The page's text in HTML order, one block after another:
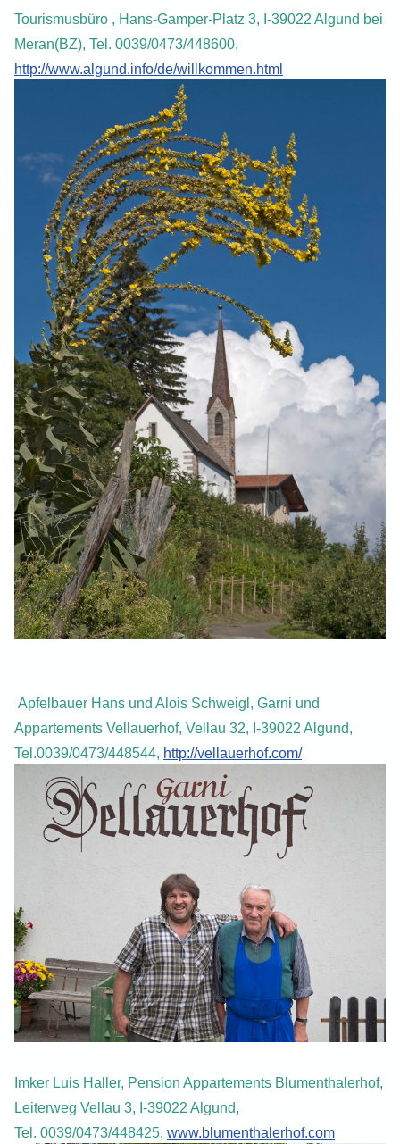
Tourismusbüro , Hans-Gamper-Platz 3, I-39022 Algund bei
Meran(BZ), Tel. 0039/0473/448600,
http://www.algund.info/de/willkommen.html
Apfelbauer Hans und Alois Schweigl, Garni und
Appartements Vellauerhof, Vellau 32, I-39022 Algund,
Tel.0039/0473/448544, http://vellauerhof.com/
Imker Luis Haller, Pension Appartements Blumenthalerhof,
Leiterweg Vellau 3, I-39022 Algund,
Tel. 0039/0473/448425, www.blumenthalerhof.com